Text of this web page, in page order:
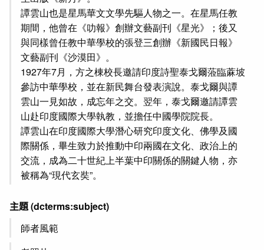
譚雲山也是星馬華文文學先驅人物之一。在星馬任教
期間，他曾在《叻報》創辦文藝副刊《星光》；後又
與同樣曾任教中華學校的張登三創辦《新國民日報》
文藝副刊《沙漠田》。
1927年7月，方之棟校長邀請印度詩聖泰戈爾蒞臨蔴坡
參訪中華學校，並在新民舞台發表演說。泰戈爾與譚
雲山一見如故，成忘年之交。翌年，泰戈爾邀請譚雲
山赴印度國際大學執教，並擔任中國學院院長。
譚雲山在印度國際大學潛心研究印度文化、佛學及國
際關係，畢生致力於推動中印兩國在文化、政治上的
交流，成為二十世紀上半葉中印關係的關鍵人物，亦
被稱為“現代玄奘”。
主題(dcterms:subject)
師者風範